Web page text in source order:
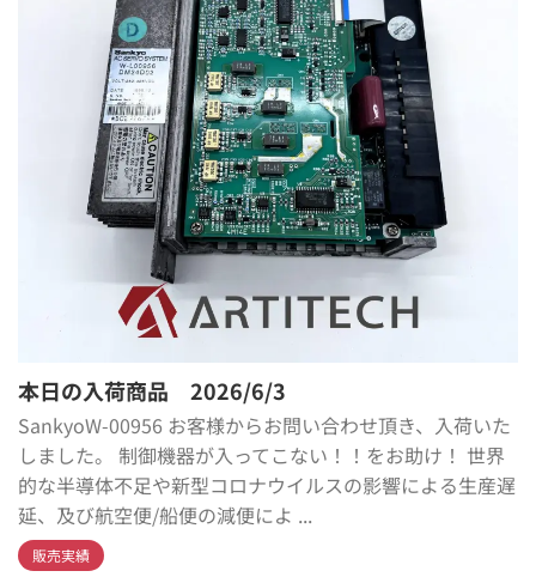
本日の入荷商品 2026/6/3
SankyoW-00956 お客様からお問い合わせ頂き、入荷いた
しました。 制御機器が入ってこない！！をお助け！ 世界
的な半導体不足や新型コロナウイルスの影響による生産遅
延、及び航空便/船便の減便によ ...
販売実績